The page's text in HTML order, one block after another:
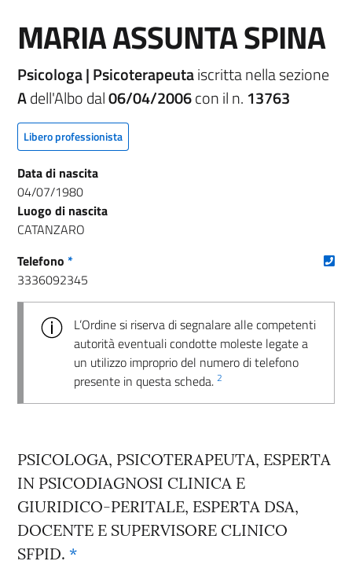
MARIA ASSUNTA SPINA
Psicologa | Psicoterapeutaiscritta nella sezione
Adell'Albo dal06/04/2006con il n. 13763
Libero professionista
Data di nascita
04/07/1980
Luogo di nascita
CATANZARO
Telefono *
3336092345
L’Ordine si riserva di segnalare alle competenti
autorità eventuali condotte moleste legate a
un utilizzo improprio del numero di telefono
presente in questa scheda. 2
PSICOLOGA, PSICOTERAPEUTA, ESPERTA
IN PSICODIAGNOSI CLINICA E
GIURIDICO-PERITALE, ESPERTA DSA,
DOCENTE E SUPERVISORE CLINICO
SFPID. *